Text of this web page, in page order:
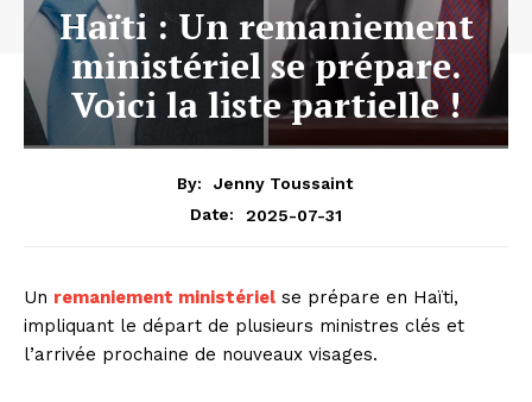
Haïti : Un remaniement
ministériel se prépare.
Voici la liste partielle !
By:
Jenny Toussaint
Date:
2025-07-31
Un remaniement ministériel se prépare en Haïti,
impliquant le départ de plusieurs ministres clés et
l’arrivée prochaine de nouveaux visages.